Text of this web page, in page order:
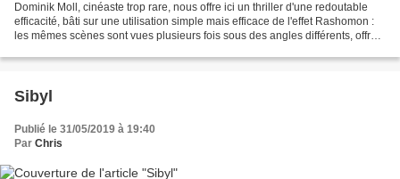
Dominik Moll, cinéaste trop rare, nous offre ici un thriller d'une redoutable
efficacité, bâti sur une utilisation simple mais efficace de l'effet Rashomon :
les mêmes scènes sont vues plusieurs fois sous des angles différents, offrant
Sibyl
Publié le 31/05/2019 à 19:40
Par Chris